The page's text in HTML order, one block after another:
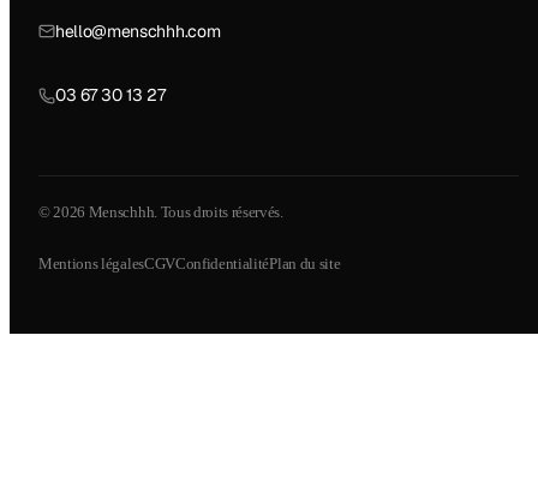
hello@menschhh.com
03 67 30 13 27
© 2026 Menschhh. Tous droits réservés.
Mentions légalesCGVConfidentialitéPlan du site